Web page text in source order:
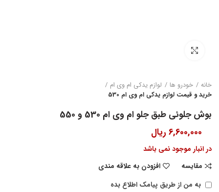
خانه خودرو ها
لوازم یدکی ام وی ام
خرید و قیمت لوازم یدکی ام وی ام 530
بوش جلوئی طبق جلو ام وی ام 530 و 550
6,600,000 ریال
در انبار موجود نمی باشد
مقایسه
افزودن به علاقه مندی
به من از طریق پیامک اطلاع بده